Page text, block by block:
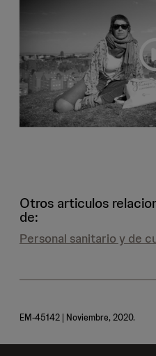
Otros articulos
de:
Personal sanitario y de
EM-45142 | Noviembre, 2020.